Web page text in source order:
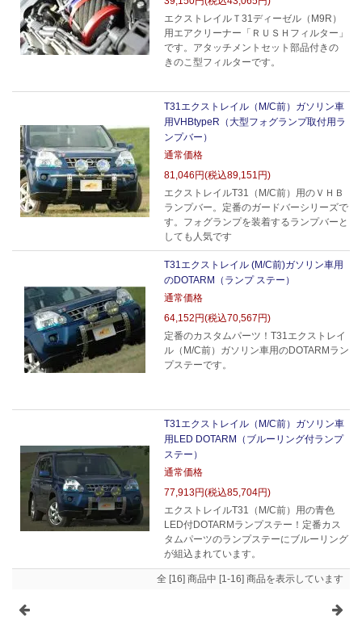
エクストレイルＴ31ディーゼル（M9R）
用エアクリーナー「ＲＵＳＨフィルター」
です。アタッチメントセット部品付きの
きのこ型フィルターです。
T31エクストレイル（M/C前）ガソリン車
用VHBtypeR（大型フォグランプ取付用ラ
ンプバー）
通常価格
81,046円(税込89,151円)
エクストレイルT31（M/C前）用のＶＨＢ
ランプバー。定番のガードバーシリーズで
す。フォグランプを装着するランプバーと
しても人気です
T31エクストレイル (M/C前)ガソリン車用
のDOTARM（ランプ ステー）
通常価格
64,152円(税込70,567円)
定番のカスタムパーツ！T31エクストレイ
ル（M/C前）ガソリン車用のDOTARMラン
プステーです。
T31エクストレイル（M/C前）ガソリン車
用LED DOTARM（ブルーリング付ランプ
ステー）
通常価格
77,913円(税込85,704円)
エクストレイルT31（M/C前）用の青色
LED付DOTARMランプステー！定番カス
タムパーツのランプステーにブルーリング
が組込まれています。
全 [16] 商品中 [1-16] 商品を表示しています